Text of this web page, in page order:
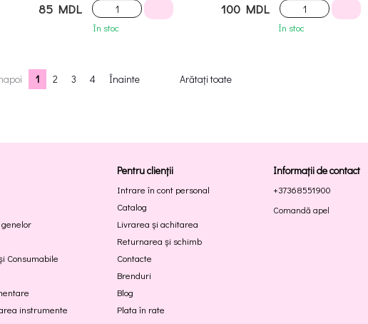
85 MDL
În stoc
100 MDL
În stoc
1 2 3 4 Înainte Arătați toate
Consumabile
instrumente
Pentru clienții
Intrare în cont personal
Catalog
Livrarea și achitarea
Returnarea și schimb
Contacte
Brenduri
Blog
Plata în rate
Informații de contact
+37368551900
Comandă apel